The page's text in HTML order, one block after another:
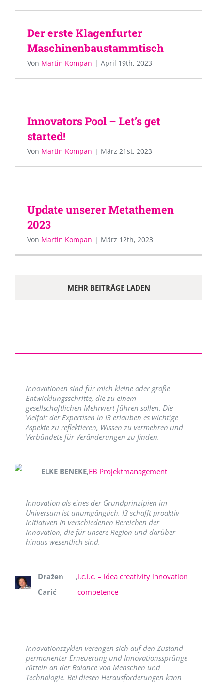
Der erste Klagenfurter
Maschinenbaustammtisch
Von Martin Kompan | April 19th, 2023
Innovators Pool – Let’s get
started!
Von Martin Kompan | März 21st, 2023
Update unserer Metathemen
2023
Von Martin Kompan | März 12th, 2023
MEHR BEITRÄGE LADEN
Innovationen sind für mich kleine oder große
Entwicklungsschritte, die zu einem
gesellschaftlichen Mehrwert führen sollen. Die
Vielfalt der Expertisen in I3 erlauben es wichtige
Aspekte zu reflektieren, Wissen zu vermehren und
Verbündete für Veränderungen zu finden.
ELKE BENEKE,EB Projektmanagement
Innovation als eines der Grundprinzipien im
Universum ist unumgänglich. I3 schafft proaktiv
Initiativen in verschiedenen Bereichen der
Innovation, die für unsere Region und darüber
hinaus wesentlich sind.
Dražen
Carić
,i.c.i.c. – idea creativity innovation
competence
Innovationszyklen verengen sich auf den Zustand
permanenter Erneuerung und Innovationssprünge
rütteln an der Balance von Menschen und
Technologie. Bei diesen Herausforderungen kann